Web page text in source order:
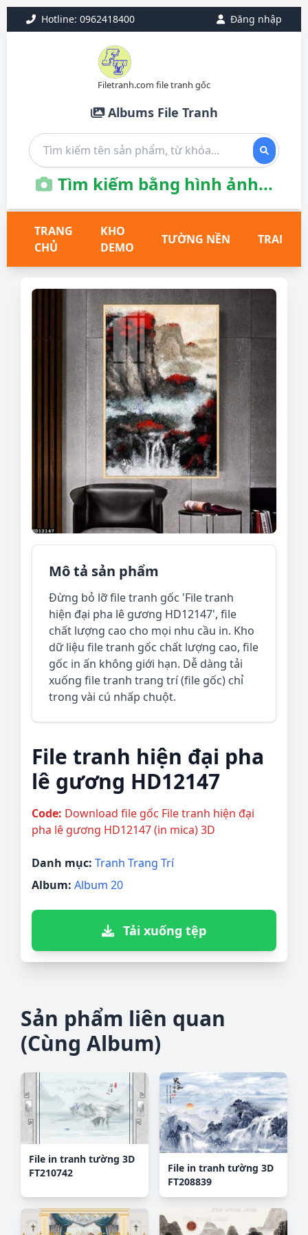
Hotline: 0962418400 Đăng nhập
Filetranh.com file tranh gốc
Albums File Tranh
Tìm kiếm bằng hình ảnh...
TRANG
CHỦ
KHO
DEMO
TƯỜNG NỀN TRANH
Mô tả sản phẩm
Đừng bỏ lỡ file tranh gốc 'File tranh
hiện đại pha lê gương HD12147', file
chất lượng cao cho mọi nhu cầu in. Kho
dữ liệu file tranh gốc chất lượng cao, file
gốc in ấn không giới hạn. Dễ dàng tải
xuống file tranh trang trí (file gốc) chỉ
trong vài cú nhấp chuột.
File tranh hiện đại pha
lê gương HD12147
Code: Download file gốc File tranh hiện đại
pha lê gương HD12147 (in mica) 3D
Danh mục: Tranh Trang Trí
Album: Album 20
Tải xuống tệp
Sản phẩm liên quan
(Cùng Album)
File in tranh tường 3D
FT210742
File in tranh tường 3D
FT208839